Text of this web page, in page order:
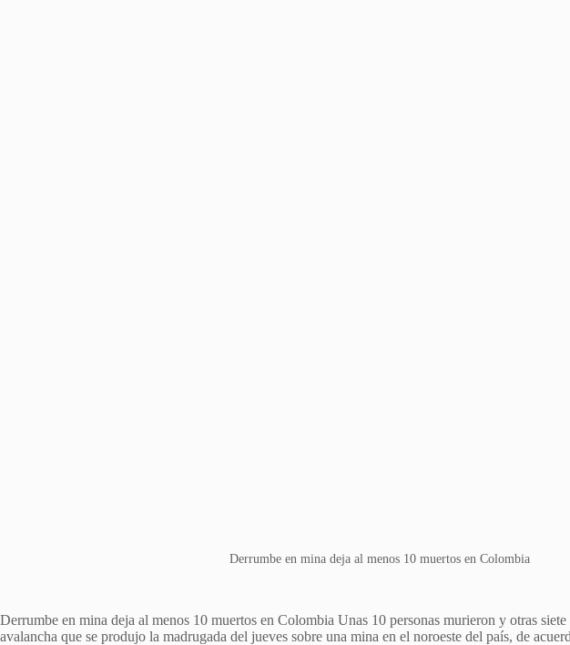
Derrumbe en mina deja al menos 10 muertos en Colombia
Derrumbe en mina deja al menos 10 muertos en Colombia Unas 10 personas murieron y otras siete
avalancha que se produjo la madrugada del jueves sobre una mina en el noroeste del país, de